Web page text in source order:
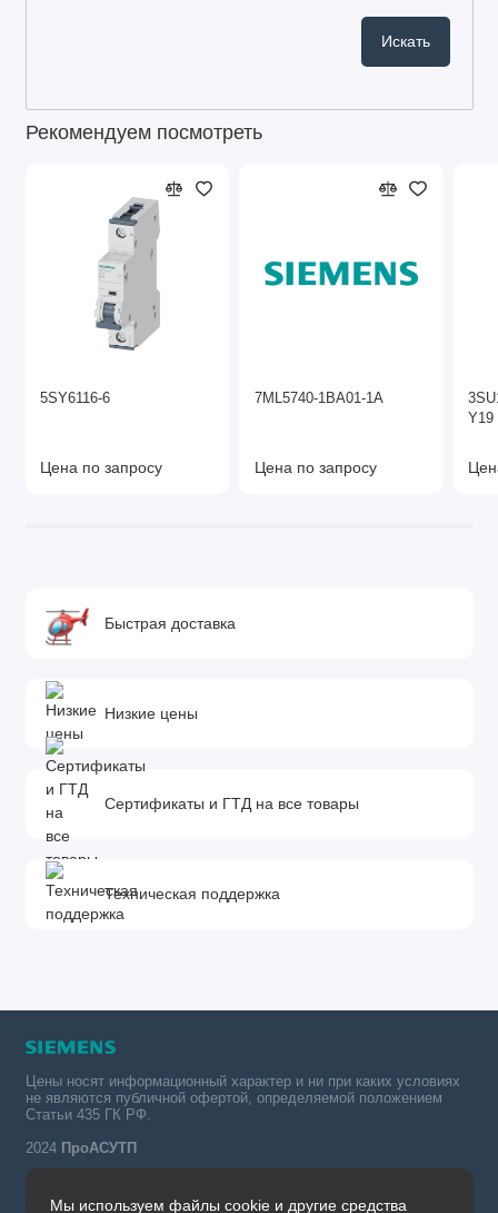
Рекомендуем посмотреть
5SY6116-6
Цена по запросу
7ML5740-1BA01-1A
Цена по запросу
Y19
Быстрая доставка
Низкие цены
Сертификаты и ГТД на все товары
Техническая поддержка
Мы используем файлы cookie и другие средства
Цены носят информационный характер и ни при каких условиях
не являются публичной офертой, определяемой положением
Статьи 435 ГК РФ.
2024 ПроАСУТП
Simatic в России тел.: